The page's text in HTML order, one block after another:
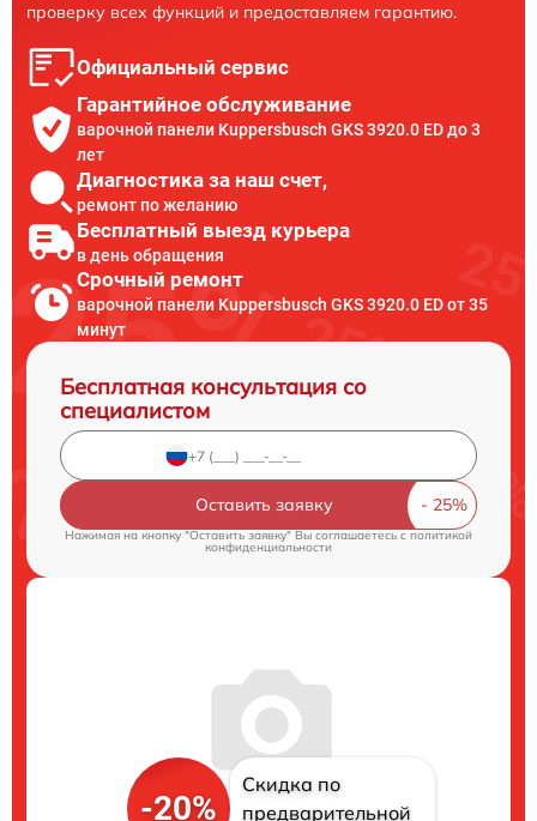
проверку всех функций и предоставляем гарантию.
Официальный сервис
Гарантийное обслуживание
варочной панели Kuppersbusch GKS 3920.0 ED до 3
лет
Диагностика за наш счет,
ремонт по желанию
Бесплатный выезд курьера
в день обращения
Срочный ремонт
варочной панели Kuppersbusch GKS 3920.0 ED от 35
минут
Бесплатная консультация со
специалистом
Оставить заявку
Нажимая на кнопку "Оставить заявку" Вы соглашаетесь c политикой
конфиденциальности
-20%
Скидка по
предварительной